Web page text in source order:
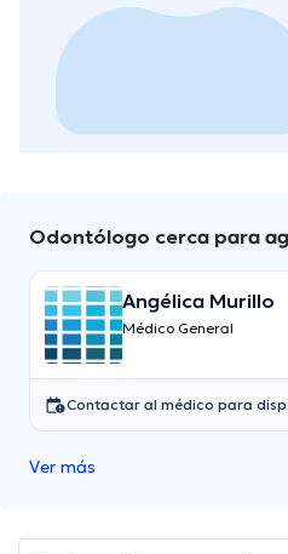
Odontólogo cerca para
Angélica Murillo
Médico General
Contactar al médico para
Ver más